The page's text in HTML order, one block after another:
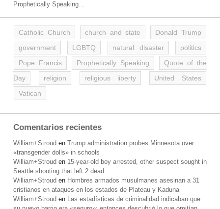
Prophetically Speaking…
Catholic Church church and state
Donald Trump
government
LGBTQ natural disaster
politics
Pope Francis
Prophetically Speaking
Quote of the
Day
religion religious liberty
United States
Vatican
Comentarios recientes
William+Stroud en Trump administration probes Minnesota over
«transgender dolls» in schools
William+Stroud en 15-year-old boy arrested, other suspect sought in
Seattle shooting that left 2 dead
William+Stroud en Hombres armados musulmanes asesinan a 31
cristianos en ataques en los estados de Plateau y Kaduna
William+Stroud en Las estadísticas de criminalidad indicaban que